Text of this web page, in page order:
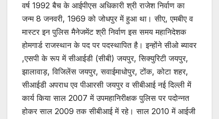
वर्ष 1992 बैच के आईपीएस अधिकारी श्री राजेश निर्वाण का
जन्म 8 जनवरी, 1969 को जोधपुर में हुआ था। सीए, एमबीए व
मास्टर इन पुलिस मैनेजमेंट श्री निर्वाण इस समय महानिदेशक
होमगार्ड राजस्थान के पद पर पदस्थापित है। इन्होंने सीओ ब्यावर
,एसपी के रूप में सीआईडी (सीबी) जयपुर, सिक्युरिटी जयपुर,
झालावाड़, विजिलेंस जयपुर, सवाईमाधोपुर, टोंक, कोटा शहर,
सीआईडी अपराध एव पीआरसी जयपुर व सीबीआई नई दिल्ली में
कार्य किया साल 2007 में उपमहानिरीक्षक पुलिस पर पदोन्नत
होकर साल 2009 तक सीबीआई में रहे। साल 2010 में आईजी